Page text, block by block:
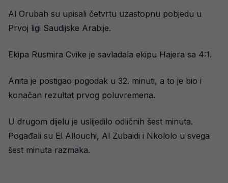
Al Orubah su upisali četvrtu uzastopnu pobjedu u
Prvoj ligi Saudijske Arabije.
Ekipa Rusmira Cvike je savladala ekipu Hajera sa 4:1.
Anita je postigao pogodak u 32. minuti, a to je bio i
konačan rezultat prvog poluvremena.
U drugom dijelu je uslijedilo odličnih šest minuta.
Pogađali su El Allouchi, Al Zubaidi i Nkololo u svega
šest minuta razmaka.